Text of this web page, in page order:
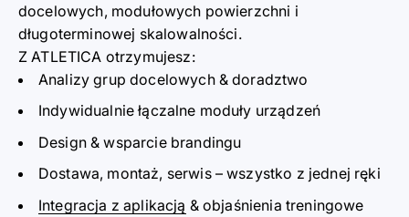
docelowych, modułowych powierzchni i
długoterminowej skalowalności.
Z ATLETICA otrzymujesz:
Analizy grup docelowych & doradztwo
Indywidualnie łączalne moduły urządzeń
Design & wsparcie brandingu
Dostawa, montaż, serwis –wszystko z jednej ręki
Integracja z aplikacją & objaśnienia treningowe